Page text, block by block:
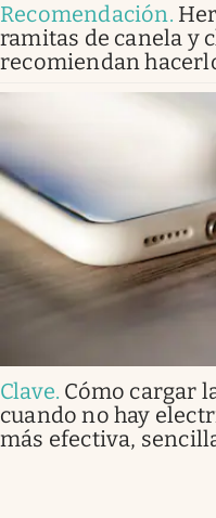
Recomendación.
ramitas de canela y
recomiendan
Clave. Cómo cargar
cuando no hay
más efectiva,